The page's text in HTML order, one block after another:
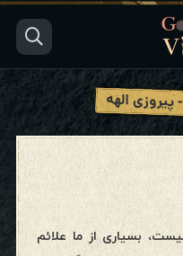
پیروزی الهه
بسیاری از ما علائم